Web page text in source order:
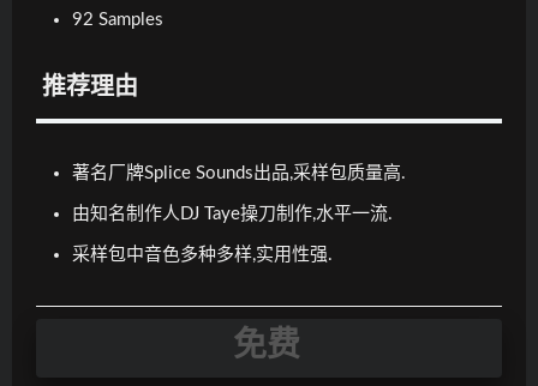
92 Samples
推荐理由
著名厂牌Splice Sounds出品,采样包质量高.
由知名制作人DJ Taye操刀制作,水平一流.
采样包中音色多种多样,实用性强.
免费